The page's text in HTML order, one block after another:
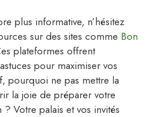
plus informative, n’hésitez
sur des sites comme Bon
plateformes offrent
pour maximiser vos
pourquoi ne pas mettre la
la joie de préparer votre
Votre palais et vos invités